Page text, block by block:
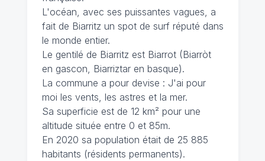
L'océan, avec ses puissantes vagues, a
fait de Biarritz un spot de surf réputé dans
le monde entier.
Le gentilé de Biarritz est Biarrot (Biarròt
en gascon, Biarriztar en basque).
La commune a pour devise : J'ai pour
moi les vents, les astres et la mer.
Sa superficie est de 12 km² pour une
altitude située entre 0 et 85m.
En 2020 sa population était de 25 885
habitants (résidents permanents).